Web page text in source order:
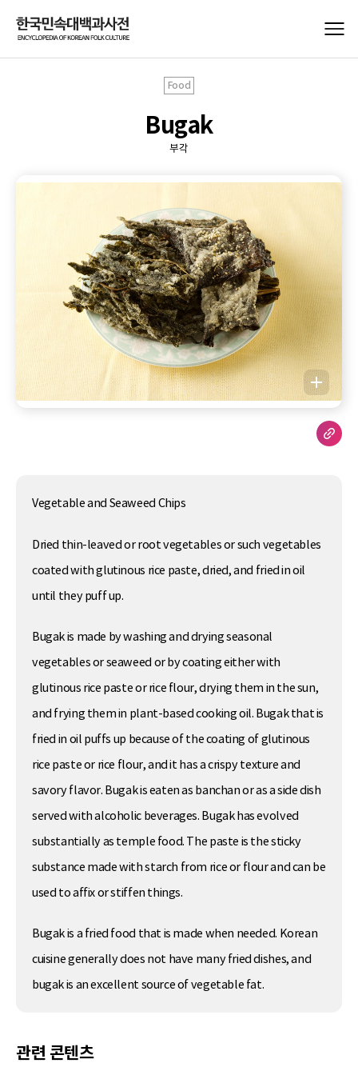
Food
Bugak
부각
Vegetable and Seaweed Chips
Dried thin-leaved or root vegetables or such vegetables
coated with glutinous rice paste, dried, and fried in oil
until they puff up.
Bugak is made by washing and drying seasonal
vegetables or seaweed or by coating either with
glutinous rice paste or rice flour, drying them in the sun,
and frying them in plant-based cooking oil. Bugak that is
fried in oil puffs up because of the coating of glutinous
rice paste or rice flour, and it has a crispy texture and
savory flavor. Bugak is eaten as banchan or as a side dish
served with alcoholic beverages. Bugak has evolved
substantially as temple food. The paste is the sticky
substance made with starch from rice or flour and can be
used to affix or stiffen things.
Bugak is a fried food that is made when needed. Korean
cuisine generally does not have many fried dishes, and
bugak is an excellent source of vegetable fat.
관련 콘텐츠